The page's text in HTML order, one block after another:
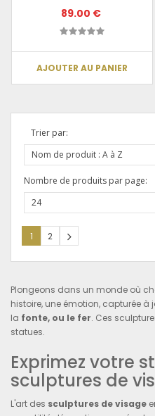
89.00 €
AJOUTER AU PANIER
Trier par:
Nom de produit : A à Z
Nombre de produits par page:
24
1 2
Plongeons dans un monde où
histoire, une émotion, capturée
la fonte, ou le fer. Ces
statues.
Exprimez votre
sculptures de
L'art des sculptures de visage